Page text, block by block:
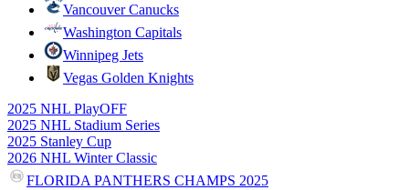
Vancouver Canucks
Washington Capitals
Winnipeg Jets
Vegas Golden Knights
2025 NHL PlayOFF
2025 NHL Stadium Series
2025 Stanley Cup
2026 NHL Winter Classic
FLORIDA PANTHERS CHAMPS 2025